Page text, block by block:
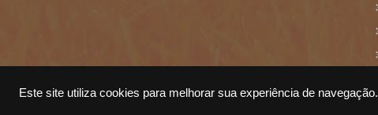
Este site utiliza cookies para melhorar sua experiência de navegação.